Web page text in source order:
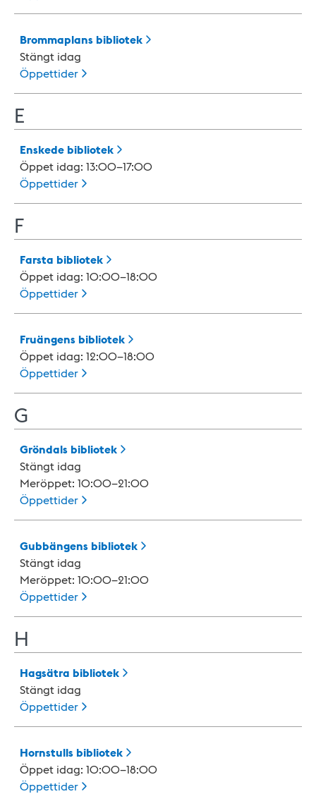
Brommaplans bibliotek
Stängt idag
Öppettider
E
Enskede bibliotek
Öppet idag: 13:00–17:00
Öppettider
F
Farsta bibliotek
Öppet idag: 10:00–18:00
Öppettider
Fruängens bibliotek
Öppet idag: 12:00–18:00
Öppettider
G
Gröndals bibliotek
Stängt idag
Meröppet: 10:00–21:00
Öppettider
Gubbängens bibliotek
Stängt idag
Meröppet: 10:00–21:00
Öppettider
H
Hagsätra bibliotek
Stängt idag
Öppettider
Hornstulls bibliotek
Öppet idag: 10:00–18:00
Öppettider